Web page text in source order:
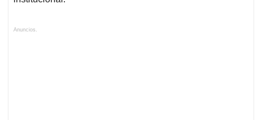
Anuncios.